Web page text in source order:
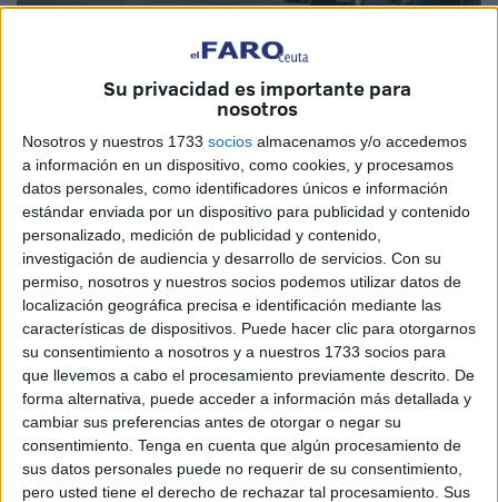
Su privacidad es importante para
nosotros
Nosotros y nuestros 1733 socios almacenamos y/o accedemos
a información en un dispositivo, como cookies, y procesamos
datos personales, como identificadores únicos e información
estándar enviada por un dispositivo para publicidad y contenido
personalizado, medición de publicidad y contenido,
investigación de audiencia y desarrollo de servicios. Con su
permiso, nosotros y nuestros socios podemos utilizar datos de
localización geográfica precisa e identificación mediante las
características de dispositivos. Puede hacer clic para otorgarnos
su consentimiento a nosotros y a nuestros 1733 socios para
que llevemos a cabo el procesamiento previamente descrito. De
forma alternativa, puede acceder a información más detallada y
cambiar sus preferencias antes de otorgar o negar su
consentimiento. Tenga en cuenta que algún procesamiento de
sus datos personales puede no requerir de su consentimiento,
pero usted tiene el derecho de rechazar tal procesamiento. Sus
Pese a la importancia del transporte internacional
realizado por la flota española, conformada por más de
133.000 camiones, la práctica totalidad se realiza con
países de la Unión Europea.
En el caso del transporte internacional entre España y
Marruecos, los transportistas españoles tan sólo utilizan
8.000 de las autorizaciones al viaje disponibles que
contrastan con las más de 80.000 autorizaciones que
utilizan los camioneros marroquíes, pese a lo cual sus
autoridades presionan para incrementar el cupo, según la
Federación Nacional de Asociaciones de Transporte de
España (Fenadismer).